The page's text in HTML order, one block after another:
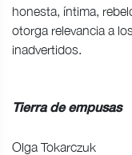
honesta, íntima,
otorga relevancia a
inadvertidos.
Tierra de empusas
Olga Tokarczuk